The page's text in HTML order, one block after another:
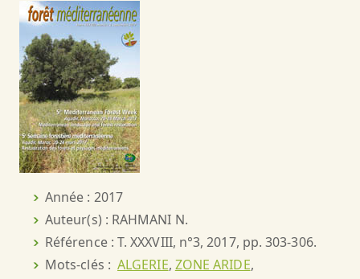
Année : 2017
Auteur(s) : RAHMANI N.
Référence : T. XXXVIII, n°3, 2017, pp. 303-306.
Mots-clés :ALGERIE, ZONE ARIDE,